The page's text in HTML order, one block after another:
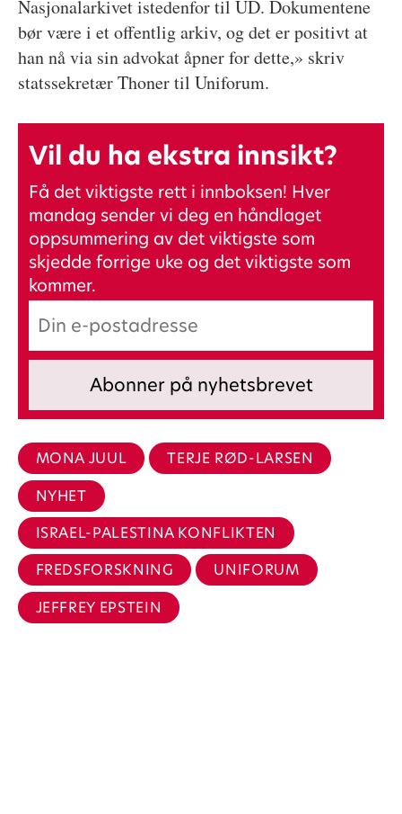
Nasjonalarkivet istedenfor til UD. Dokumentene
bør være i et offentlig arkiv, og det er positivt at
han nå via sin advokat åpner for dette,» skriv
statssekretær Thoner til Uniforum.
Vil du ha ekstra innsikt?
Få det viktigste rett i innboksen! Hver
mandag sender vi deg en håndlaget
oppsummering av det viktigste som
skjedde forrige uke og det viktigste som
kommer.
MONA JUUL
TERJE RØD-LARSEN
NYHET
ISRAEL-PALESTINA KONFLIKTEN
FREDSFORSKNING
UNIFORUM
JEFFREY EPSTEIN